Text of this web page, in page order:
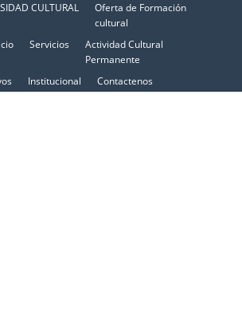
CULTURAL
Oferta de Formación
cultural
Servicios
Actividad Cultural
Permanente
Institucional Contactenos